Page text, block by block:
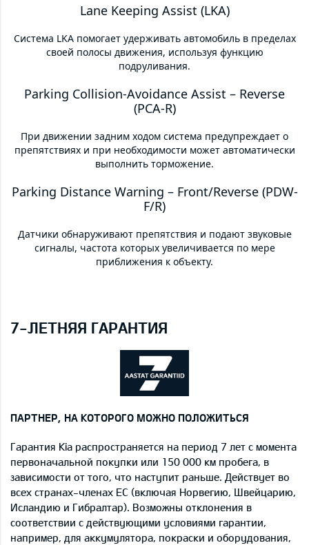
Lane Keeping Assist (LKA)
Система LKA помогает удерживать автомобиль в пределах
своей полосы движения, используя функцию
подруливания.
Parking Collision-Avoidance Assist – Reverse
(PCA-R)
При движении задним ходом система предупреждает о
препятствиях и при необходимости может автоматически
выполнить торможение.
Parking Distance Warning – Front/Reverse (PDW-
F/R)
Датчики обнаруживают препятствия и подают звуковые
сигналы, частота которых увеличивается по мере
приближения к объекту.
7-ЛЕТНЯЯ ГАРАНТИЯ
ПАРТНЕР, НА КОТОРОГО МОЖНО ПОЛОЖИТЬСЯ
Гарантия Kia распространяется на период 7 лет с момента
первоначальной покупки или 150 000 км пробега, в
зависимости от того, что наступит раньше. Действует во
всех странах-членах ЕС (включая Норвегию, Швейцарию,
Исландию и Гибралтар). Возможны отклонения в
соответствии с действующими условиями гарантии,
например, для аккумулятора, покраски и оборудования,